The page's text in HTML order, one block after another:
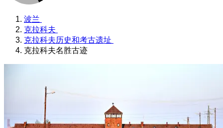
波兰
克拉科夫
克拉科夫历史和考古遗址
克拉科夫名胜古迹